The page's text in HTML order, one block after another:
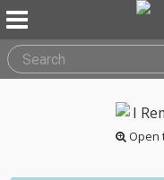
Open